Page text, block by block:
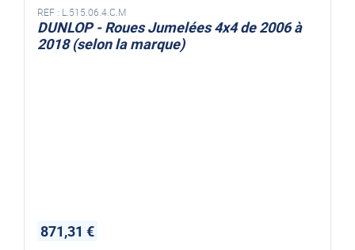
REF : L.515.06.4.C.M
DUNLOP - Roues Jumelées 4x4 de 2006 à
2018 (selon la marque)
871,31 €